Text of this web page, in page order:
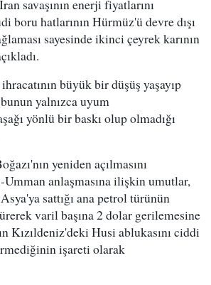
savaşının enerji fiyatlarını
boru hatlarının Hürmüz'ü devre dışı
sayesinde ikinci çeyrek karının
büyük bir düşüş yaşayıp
yalnızca uyum
yönlü bir baskı olup olmadığı
yeniden açılmasını
anlaşmasına ilişkin umutlar,
sattığı ana petrol türünün
varil başına 2 dolar gerilemesine
Kızıldeniz'deki Husi ablukasını ciddi
işareti olarak